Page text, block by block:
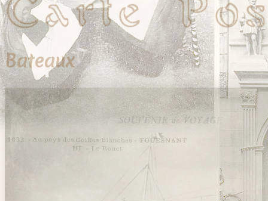
Bateaux